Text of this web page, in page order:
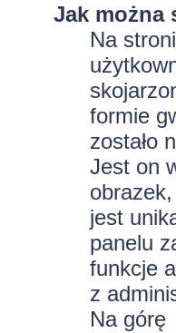
Jak można
Na
formie
zostało
Jest on
jest
panelu
funkcje
z
Na górę